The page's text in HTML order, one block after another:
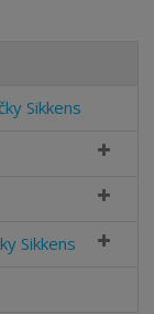
Sikkens
Sikkens